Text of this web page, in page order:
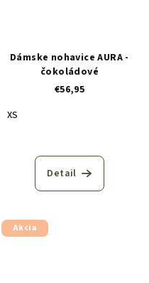
Dámske nohavice AURA -
čokoládové
€56,95
XS
Detail
Akcia